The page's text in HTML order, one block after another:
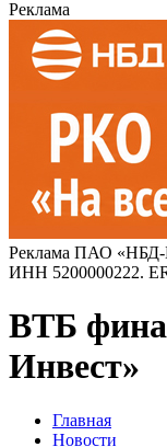
Реклама
Реклама ПАО «НБД-
ИНН 5200000222.
ВТБ
Инвест»
Главная
Новости